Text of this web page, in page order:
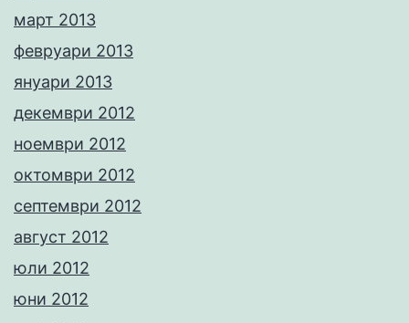
март 2013
февруари 2013
януари 2013
декември 2012
ноември 2012
октомври 2012
септември 2012
август 2012
юли 2012
юни 2012